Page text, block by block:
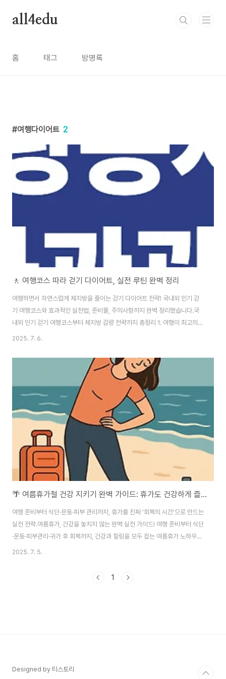
all4edu
홈 태그 방명록
여행다이어트 2
🚶 여행코스 따라 걷기 다이어트, 실전 루틴 완벽 정리
여행하면서 자연스럽게 체지방을 줄이는 걷기 다이어트 전략! 국내외 인기 걷
기 여행코스와 효과적인 실천법, 준비물, 주의사항까지 완벽 정리했습니다.국
내외 인기 걷기 여행코스부터 체지방 감량 전략까지 총정리 1. 여행이 최고의
다이어트가 되는 이유다이어트, 운동, 여행. 이 세 가지를 동시에 해결할 수 있
연을 느끼며 걸음 수를 늘리고, 그 과정에서 체지방을 감량할 수 있다면 더 이상
'운동을 따로 할 시간'이 필요 없습니다.걷기 다이어트의 가장 큰 장점은 다음과
같습니다. ✔ 특별한 장비 없이 누구나 가능✔ 지방 연소 활성화✔ 심폐지구력·
하체 근력 강화✔ 스트레스 해소, 정신적 힐링 효과 특히 여행코스 따라 걷기 다
이어트는 '목..
2025. 7. 6.
🌴 여름휴가철 건강 지키기 완벽 가이드: 휴가도 건강하게 즐기는 법
여행 준비부터 식단·운동·피부 관리까지, 휴가를 진짜 '회복의 시간'으로 만드는
실전 전략.여름휴가, 건강을 놓치지 않는 완벽 실전 가이드! 여행 준비부터 식단
·운동·피부관리·귀가 후 회복까지, 건강과 힐링을 모두 잡는 여름휴가 노하우를
총정리했습니다.1. 여름휴가, 건강까지 챙겨야 진짜 힐링이다여름휴가는 그동
2025. 7. 5.
1
Designed by 티스토리